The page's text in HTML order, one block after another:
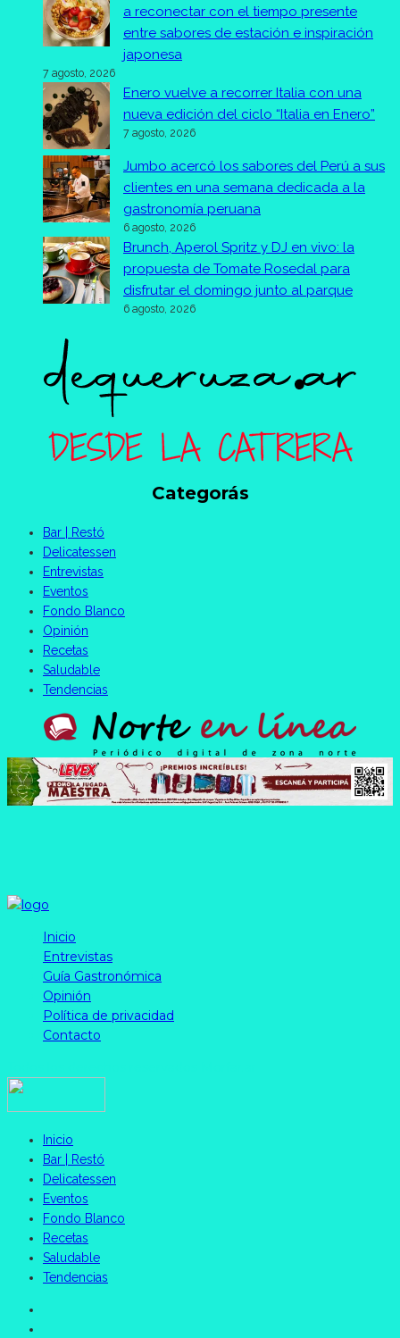
a reconectar con el tiempo presente
entre sabores de estación e inspiración
japonesa
7 agosto, 2026
Enero vuelve a recorrer Italia con una
nueva edición del ciclo “Italia en Enero”
7 agosto, 2026
Jumbo acercó los sabores del Perú a sus
clientes en una semana dedicada a la
gastronomía peruana
6 agosto, 2026
Brunch, Aperol Spritz y DJ en vivo: la
propuesta de Tomate Rosedal para
disfrutar el domingo junto al parque
6 agosto, 2026
Categorás
Bar | Restó
Delicatessen
Entrevistas
Eventos
Fondo Blanco
Opinión
Recetas
Saludable
Tendencias
Inicio
Entrevistas
Guía Gastronómica
Opinión
Política de privacidad
Contacto
Inicio
Bar | Restó
Delicatessen
Eventos
Fondo Blanco
Recetas
Saludable
Tendencias